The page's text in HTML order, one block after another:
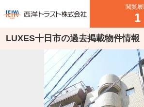
閲覧
1
LUXES十日市の過去掲載物件情報